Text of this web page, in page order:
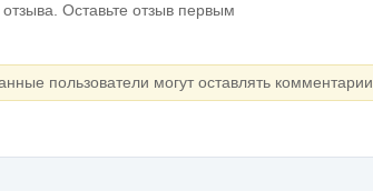
Оставьте отзыв первым
пользователи могут оставлять комментарии